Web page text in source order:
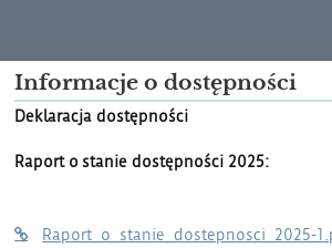
Polityka
prywatności
Informacje o dostępności
Deklaracja dostępności
Raport o stanie dostępności 2025:
Raport_o_stanie_dostepnosci_2025-